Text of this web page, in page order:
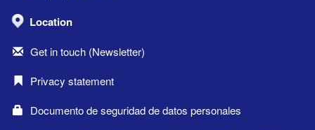
Location
Get in touch (Newsletter)
Privacy statement
Documento de seguridad de datos personales